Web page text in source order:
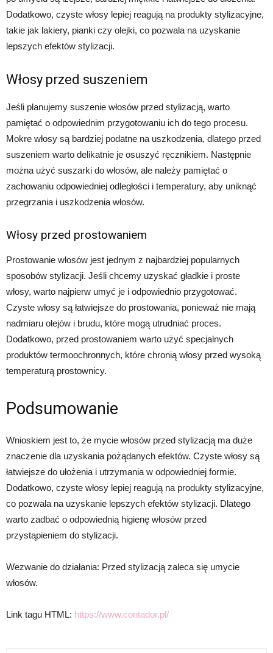
Dodatkowo, czyste włosy lepiej reagują na produkty stylizacyjne,
takie jak lakiery, pianki czy olejki, co pozwala na uzyskanie
lepszych efektów stylizacji.
Włosy przed suszeniem
Jeśli planujemy suszenie włosów przed stylizacją, warto
pamiętać o odpowiednim przygotowaniu ich do tego procesu.
Mokre włosy są bardziej podatne na uszkodzenia, dlatego przed
suszeniem warto delikatnie je osuszyć ręcznikiem. Następnie
można użyć suszarki do włosów, ale należy pamiętać o
zachowaniu odpowiedniej odległości i temperatury, aby uniknąć
przegrzania i uszkodzenia włosów.
Włosy przed prostowaniem
Prostowanie włosów jest jednym z najbardziej popularnych
sposobów stylizacji. Jeśli chcemy uzyskać gładkie i proste
włosy, warto najpierw umyć je i odpowiednio przygotować.
Czyste włosy są łatwiejsze do prostowania, ponieważ nie mają
nadmiaru olejów i brudu, które mogą utrudniać proces.
Dodatkowo, przed prostowaniem warto użyć specjalnych
produktów termoochronnych, które chronią włosy przed wysoką
temperaturą prostownicy.
Podsumowanie
Wnioskiem jest to, że mycie włosów przed stylizacją ma duże
znaczenie dla uzyskania pożądanych efektów. Czyste włosy są
łatwiejsze do ułożenia i utrzymania w odpowiedniej formie.
Dodatkowo, czyste włosy lepiej reagują na produkty stylizacyjne,
co pozwala na uzyskanie lepszych efektów stylizacji. Dlatego
warto zadbać o odpowiednią higienę włosów przed
przystąpieniem do stylizacji.
Wezwanie do działania: Przed stylizacją zaleca się umycie
włosów.
Link tagu HTML: https://www.contador.pl/